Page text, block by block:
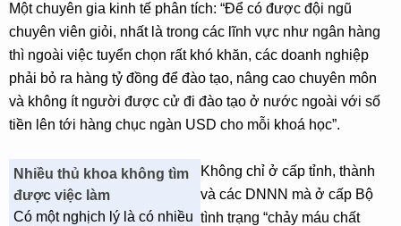
Một chuyên gia kinh tế phân tích: “Để có được đội ngũ
chuyên viên giỏi, nhất là trong các lĩnh vực như ngân hàng
thì ngoài việc tuyển chọn rất khó khăn, các doanh nghiệp
phải bỏ ra hàng tỷ đồng để đào tạo, nâng cao chuyên môn
và không ít người được cử đi đào tạo ở nước ngoài với số
tiền lên tới hàng chục ngàn USD cho mỗi khoá học”.
Nhiều thủ khoa không tìm
được việc làm
Có một nghịch lý là có nhiều
Không chỉ ở cấp tỉnh, thành
và các DNNN mà ở cấp Bộ
tình trạng “chảy máu chất